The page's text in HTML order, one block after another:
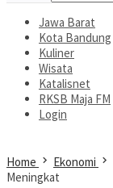
Jawa Barat
Kota Bandung
Kuliner
Wisata
Katalisnet
RKSB Maja FM
Login
Home Ekonomi
Meningkat